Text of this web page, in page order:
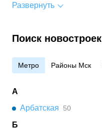
Развернуть
Поиск новостроек
Метро Районы Мск
А
Арбатская
50
Б